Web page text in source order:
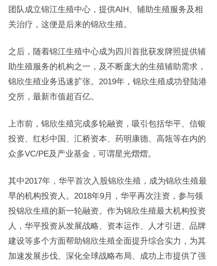
团队成立锦江生殖中心，提供AIH、辅助生殖服务及相
关治疗，这便是后来的锦欣生殖。
之后，随着锦江生殖中心成为四川首批获发牌照提供辅
助生殖服务的机构之一，及不断庞大的生殖辅助需求，
锦欣生殖业务迅速扩张。2019年，锦欣生殖成功登陆港
交所，最新市值超百亿。
上市前，锦欣生殖完成多轮融资，吸引包括华平、信银
投资、红杉中国、汇桥资本、药明康德、高瓴等在内的
众多VC/PE及产业基金，可谓星光熠熠。
其中2017年，华平首次入股锦欣生殖，成为锦欣生殖最
早的机构投资人。2018年9月，华平再次注资，参与领
投锦欣生殖的新一轮融资。作为锦欣生殖最大机构投资
人，华平投资从发展战略、资本运作、人才引进、品牌
建设等多个方面帮助锦欣生殖全面提升综合实力，为其
加速发展步伐、深化全球战略布局、成功上市提供了强